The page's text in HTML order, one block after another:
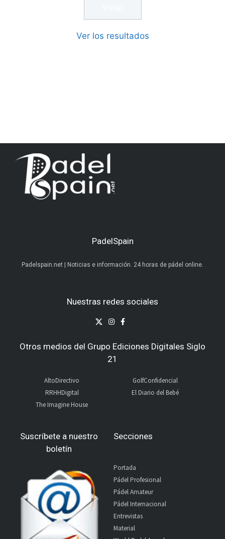
Ver los resultados
PadelSpain
Padelspain.net | Noticias e información. 24 horas de pádel online.
Nuestras redes sociales
Otros medios del Grupo Ediciones Digitales Siglo
21
AltoDirectivo
RRHHDigital
The Imagine House
GolfConfidencial
El Diario del Bebé
Suscríbete a nuestro
boletín
Secciones
Portada
Pádel Profesional
Pádel Amateur
Pádel Internacional
Entrevistas
Material